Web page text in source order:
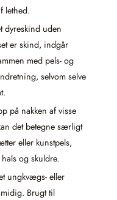
lethed.
dyreskind uden
er skind, indgår
med pels- og
selvom selve
på nakken af visse
det betegne særligt
eller kunstpels,
og skuldre.
ungkvægs- eller
Brugt til